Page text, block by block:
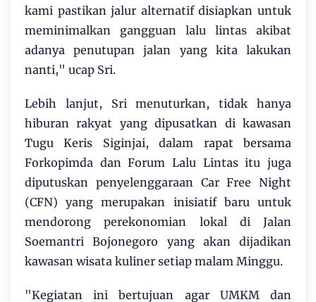
kami pastikan jalur alternatif disiapkan untuk
meminimalkan gangguan lalu lintas akibat
adanya penutupan jalan yang kita lakukan
nanti," ucap Sri.
Lebih lanjut, Sri menuturkan, tidak hanya
hiburan rakyat yang dipusatkan di kawasan
Tugu Keris Siginjai, dalam rapat bersama
Forkopimda dan Forum Lalu Lintas itu juga
diputuskan penyelenggaraan Car Free Night
(CFN) yang merupakan inisiatif baru untuk
mendorong perekonomian lokal di Jalan
Soemantri Bojonegoro yang akan dijadikan
kawasan wisata kuliner setiap malam Minggu.
"Kegiatan ini bertujuan agar UMKM dan